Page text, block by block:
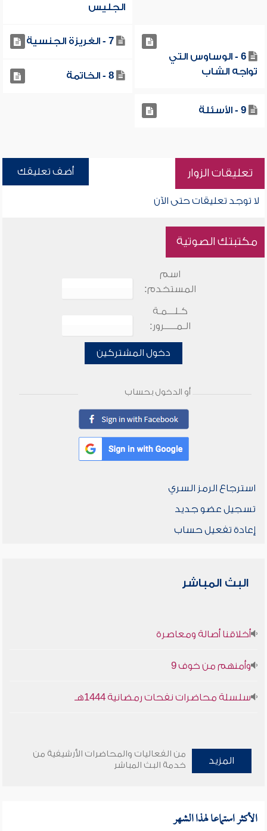
الجليس
6 - الوساوس التي
تواجه الشاب
7 - الغريزة الجنسية
8 - الخاتمة
9 - الأسئلة
تعليقات الزوار أضف تعليقك
لا توجد تعليقات حتى الآن
مكتبتك الصوتية
اسم
المستخدم:
كـلـــمـة
الـمـــــرور:
دخول المشتركين
أو الدخول بحساب
استرجاع الرمز السري
تسجيل عضو جديد
إعادة تفعيل حساب
البث المباشر
أخلاقنا أصالة ومعاصرة
وأمنهم من خوف 9
سلسلة محاضرات نفحات رمضانية 1444هـ
المزيد
من الفعاليات والمحاضرات الأرشيفية من
خدمة البث المباشر
الأكثر استماعا لهذا الشهر